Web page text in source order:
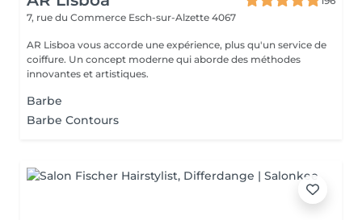
7, rue du Commerce Esch-sur-Alzette 4067
AR Lisboa vous accorde une expérience, plus qu'un service de
coiffure. Un concept moderne qui aborde des méthodes
innovantes et artistiques.
Barbe
Barbe Contours